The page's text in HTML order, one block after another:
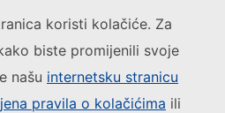
koristi kolačiće. Za
biste promijenili svoje
našu internetsku stranicu
pravila o kolačićima ili